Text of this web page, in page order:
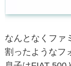
なんとなくファ
割ったようなフ